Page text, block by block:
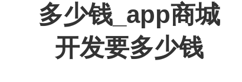
多少钱_app商城
开发要多少钱